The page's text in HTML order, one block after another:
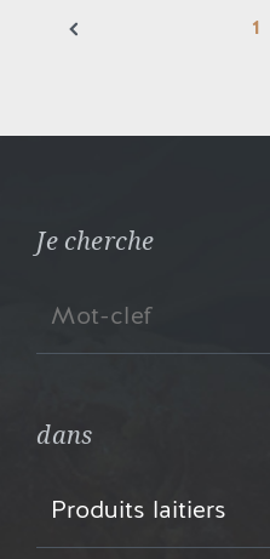
1
Je cherche
dans
Produits laitiers